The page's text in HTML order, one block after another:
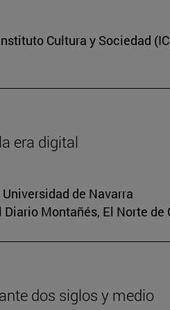
Cultura y Sociedad
era digital
de Navarra
Diario Montañés, El Norte de
dos siglos y medio